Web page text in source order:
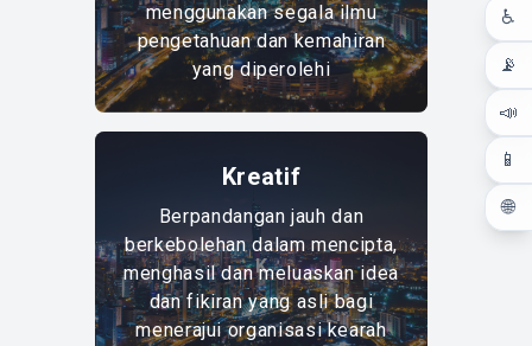
♿
📡
📣
📱
🌐
menggunakan segala ilmu
pengetahuan dan kemahiran
yang diperolehi
K
Kreatif
Berpandangan jauh dan
berkebolehan dalam mencipta,
menghasil dan meluaskan idea
dan fikiran yang asli bagi
menerajui organisasi kearah